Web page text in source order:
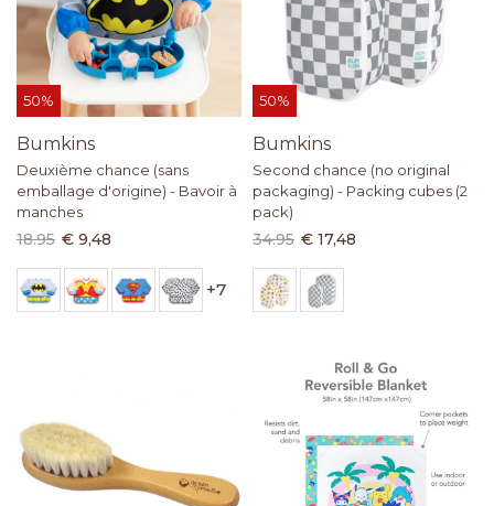
50%
Bumkins
Deuxième chance (sans
emballage d'origine) - Bavoir à
manches
18.95 € 9,48
+7
50%
Bumkins
Second chance (no original
packaging) - Packing cubes (2
pack)
34.95 € 17,48